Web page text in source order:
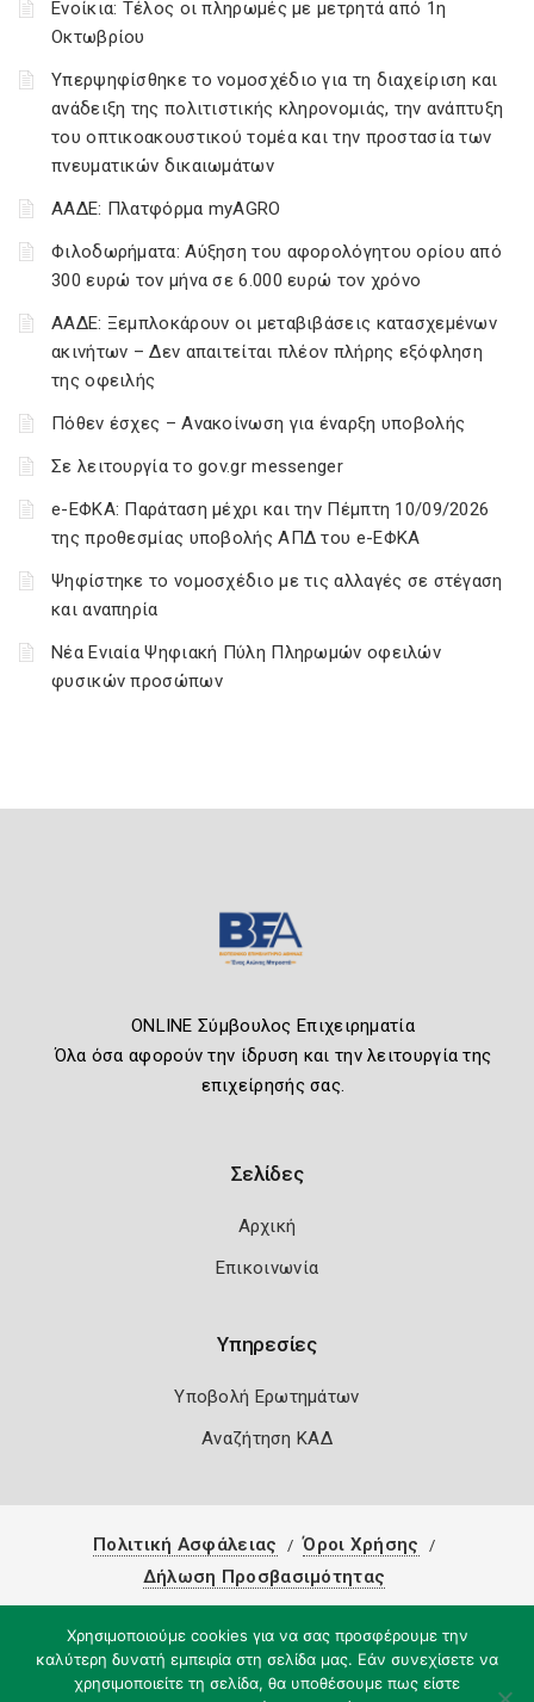
Ενοίκια: Τέλος οι πληρωμές με μετρητά από 1η
Οκτωβρίου
Υπερψηφίσθηκε το νομοσχέδιο για τη διαχείριση και
ανάδειξη της πολιτιστικής κληρονομιάς, την ανάπτυξη
του οπτικοακουστικού τομέα και την προστασία των
πνευματικών δικαιωμάτων
ΑΑΔΕ: Πλατφόρμα myAGRO
Φιλοδωρήματα: Αύξηση του αφορολόγητου ορίου από
300 ευρώ τον μήνα σε 6.000 ευρώ τον χρόνο
ΑΑΔΕ: Ξεμπλοκάρουν οι μεταβιβάσεις κατασχεμένων
ακινήτων – Δεν απαιτείται πλέον πλήρης εξόφληση
της οφειλής
Πόθεν έσχες – Ανακοίνωση για έναρξη υποβολής
Σε λειτουργία το gov.gr messenger
e-ΕΦΚΑ: Παράταση μέχρι και την Πέμπτη 10/09/2026
της προθεσμίας υποβολής ΑΠΔ του e-ΕΦΚΑ
Ψηφίστηκε το νομοσχέδιο με τις αλλαγές σε στέγαση
και αναπηρία
Νέα Ενιαία Ψηφιακή Πύλη Πληρωμών οφειλών
φυσικών προσώπων
ONLINE Σύμβουλος Επιχειρηματία
Όλα όσα αφορούν την ίδρυση και την λειτουργία της
επιχείρησής σας.
Σελίδες
Αρχική
Επικοινωνία
Υπηρεσίες
Υποβολή Ερωτημάτων
Αναζήτηση ΚΑΔ
Πολιτική Ασφάλειας
Όροι Χρήσης
Δήλωση Προσβασιμότητας
Χρησιμοποιούμε cookies για να σας προσφέρουμε την
καλύτερη δυνατή εμπειρία στη σελίδα μας. Εάν συνεχίσετε να
χρησιμοποιείτε τη σελίδα, θα υποθέσουμε πως είστε